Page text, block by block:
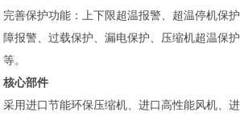
完善保护功能：上下限超温报警、超温停机保
障报警、过载保护、漏电保护、压缩机超温保
等。
核心部件
采用进口节能环保压缩机、进口高性能风机、